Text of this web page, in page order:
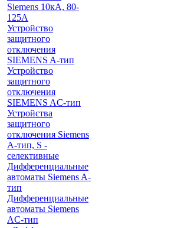
Siemens 10кА, 80-
125A
Устройство
защитного
отключения
SIEMENS A-тип
Устройство
защитного
отключения
SIEMENS AС-тип
Устройства
защитного
отключения Siemens
A-тип, S -
селективные
Дифференциальные
автоматы Siemens A-
тип
Дифференциальные
автоматы Siemens
AС-тип